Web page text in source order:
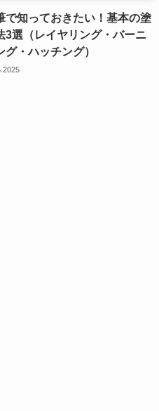
で知っておきたい！基本の塗
3選（レイヤリング・バーニ
グ・ハッチング）